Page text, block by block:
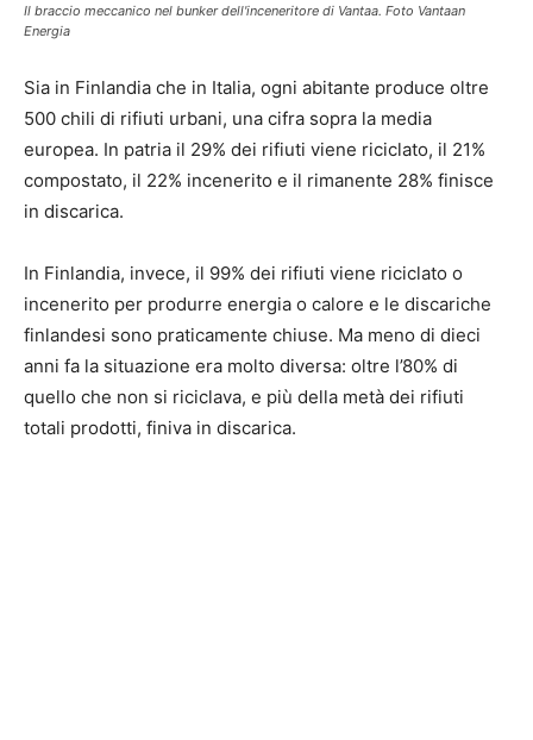
Il braccio meccanico nel bunker dell'inceneritore di Vantaa. Foto Vantaan
Energia
Sia in Finlandia che in Italia, ogni abitante produce oltre
500 chili di rifiuti urbani, una cifra sopra la media
europea. In patria il 29% dei rifiuti viene riciclato, il 21%
compostato, il 22% incenerito e il rimanente 28% finisce
in discarica.
In Finlandia, invece, il 99% dei rifiuti viene riciclato o
incenerito per produrre energia o calore e le discariche
finlandesi sono praticamente chiuse. Ma meno di dieci
anni fa la situazione era molto diversa: oltre l’80% di
quello che non si riciclava, e più della metà dei rifiuti
totali prodotti, finiva in discarica.